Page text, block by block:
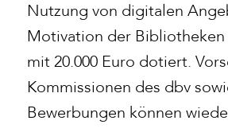
Nutzung von digitalen
Motivation der
mit 20.000 Euro dotiert.
Kommissionen des dbv
Bewerbungen können